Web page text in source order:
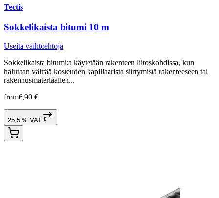
Tectis
Sokkelikaista bitumi 10 m
Useita vaihtoehtoja
Sokkelikaista bitumi:a käytetään rakenteen liitoskohdissa, kun
halutaan välttää kosteuden kapillaarista siirtymistä rakenteeseen tai
rakennusmateriaalien...
from6,90 €
25,5 % VAT